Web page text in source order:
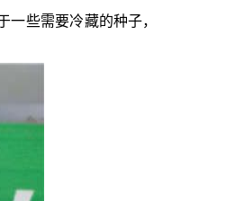
些需要冷藏的种子，